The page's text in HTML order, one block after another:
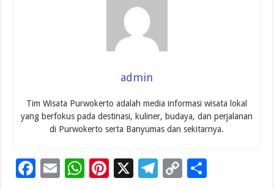
admin
Tim Wisata Purwokerto adalah media informasi wisata lokal
yang berfokus pada destinasi, kuliner, budaya, dan perjalanan
di Purwokerto serta Banyumas dan sekitarnya.
F
E
W
Pi
X
T
C